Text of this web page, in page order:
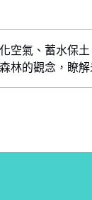
空氣、蓄水保
林的觀念，瞭